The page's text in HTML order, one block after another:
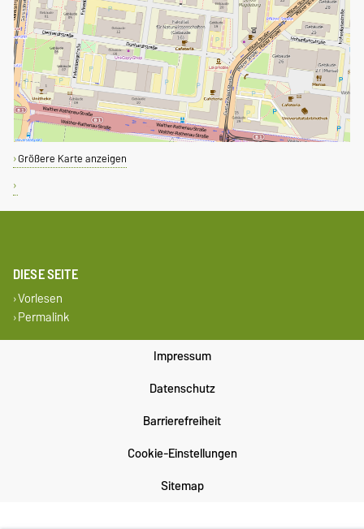
Größere Karte anzeigen
DIESE SEITE
Vorlesen
Permalink
Impressum
Datenschutz
Barrierefreiheit
Cookie-Einstellungen
Sitemap